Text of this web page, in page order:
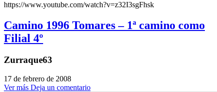
https://www.youtube.com/watch?v=z32I3sgFhsk
Camino 1996 Tomares – 1ª camino como
Filial 4º
Zurraque63
17 de febrero de 2008
Ver más Deja un comentario